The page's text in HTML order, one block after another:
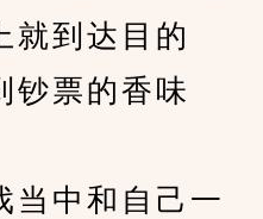
就到达目的
钞票的香味
中和自己一